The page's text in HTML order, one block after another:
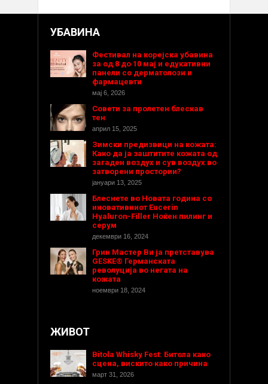
УБАВИНА
Фестивал на корејска убавина
за од 8 до 10 мај и едукативни
панели со дерматолози и
фармацевти
мај 6, 2026
Совети за пролетен блескав
тен
април 15, 2025
Зимски предизвици на кожата:
Како да ја заштитите кожата од
загаден воздух и сув воздух во
затворени простории?
јануари 13, 2025
Блеснете во Новата година со
иновативниот Eucerin
Hyaluron-Filler Ноќен пилинг и
серум
декември 16, 2024
Грин Мастер Ви ја претставува
GESKE® Германската
револуција во негата на
кожата
ноември 18, 2024
ЖИВОТ
Bitola Whisky Fest: Битола како
сцена, вискито како причина
март 31, 2026